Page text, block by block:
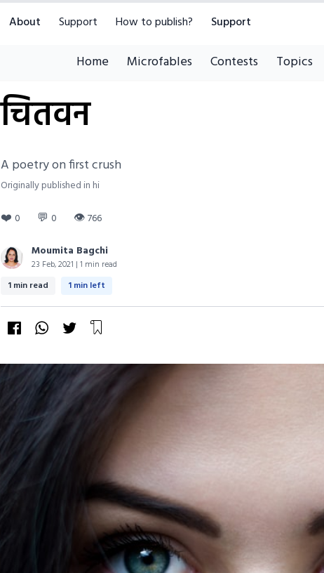
About Support How to publish? Support
Home Microfables Contests Topics
चितवन
A poetry on first crush
Originally published in hi
❤️ 0 💬 0 👁766
Moumita Bagchi
23 Feb, 2021 | 1 min read
1 min read 1 min left